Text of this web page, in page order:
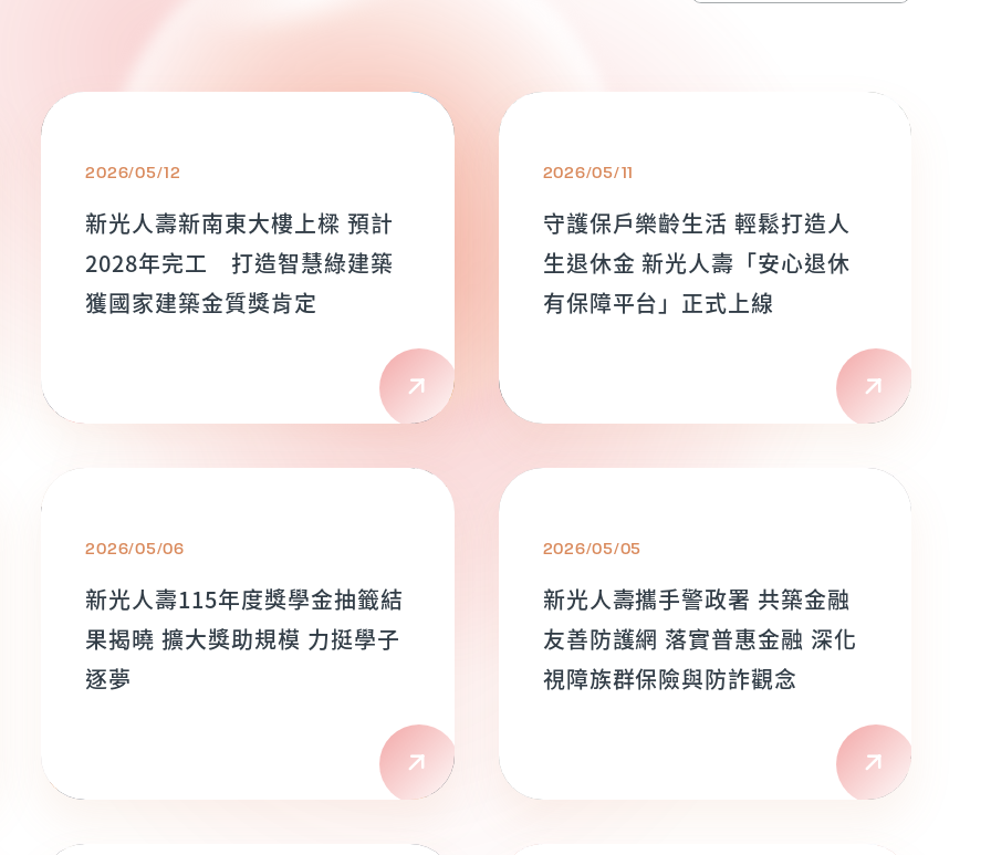
2026/05/12
新光人壽新南東大樓上樑 預計
2028年完工 打造智慧綠建築
獲國家建築金質獎肯定
2026/05/11
守護保戶樂齡生活 輕鬆打造人
生退休金 新光人壽「安心退休
有保障平台」正式上線
2026/05/06
新光人壽115年度獎學金抽籤結
果揭曉 擴大獎助規模 力挺學子
逐夢
2026/05/05
新光人壽攜手警政署 共築金融
友善防護網 落實普惠金融 深化
視障族群保險與防詐觀念